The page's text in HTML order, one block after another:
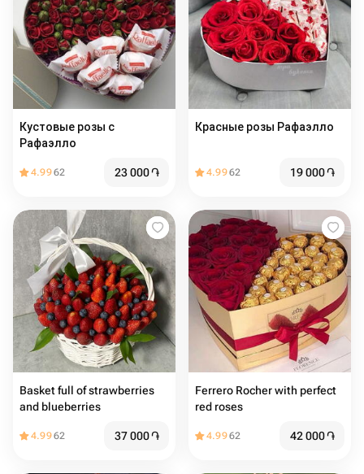
Кустовые розы с
Рафаэлло
4.9962 23 000֏
Красные розы Рафаэлло ￼
4.9962 19 000֏
Basket full of strawberries
and blueberries
4.9962 37 000֏
Ferrero Rocher with perfect
red roses
4.9962 42 000֏